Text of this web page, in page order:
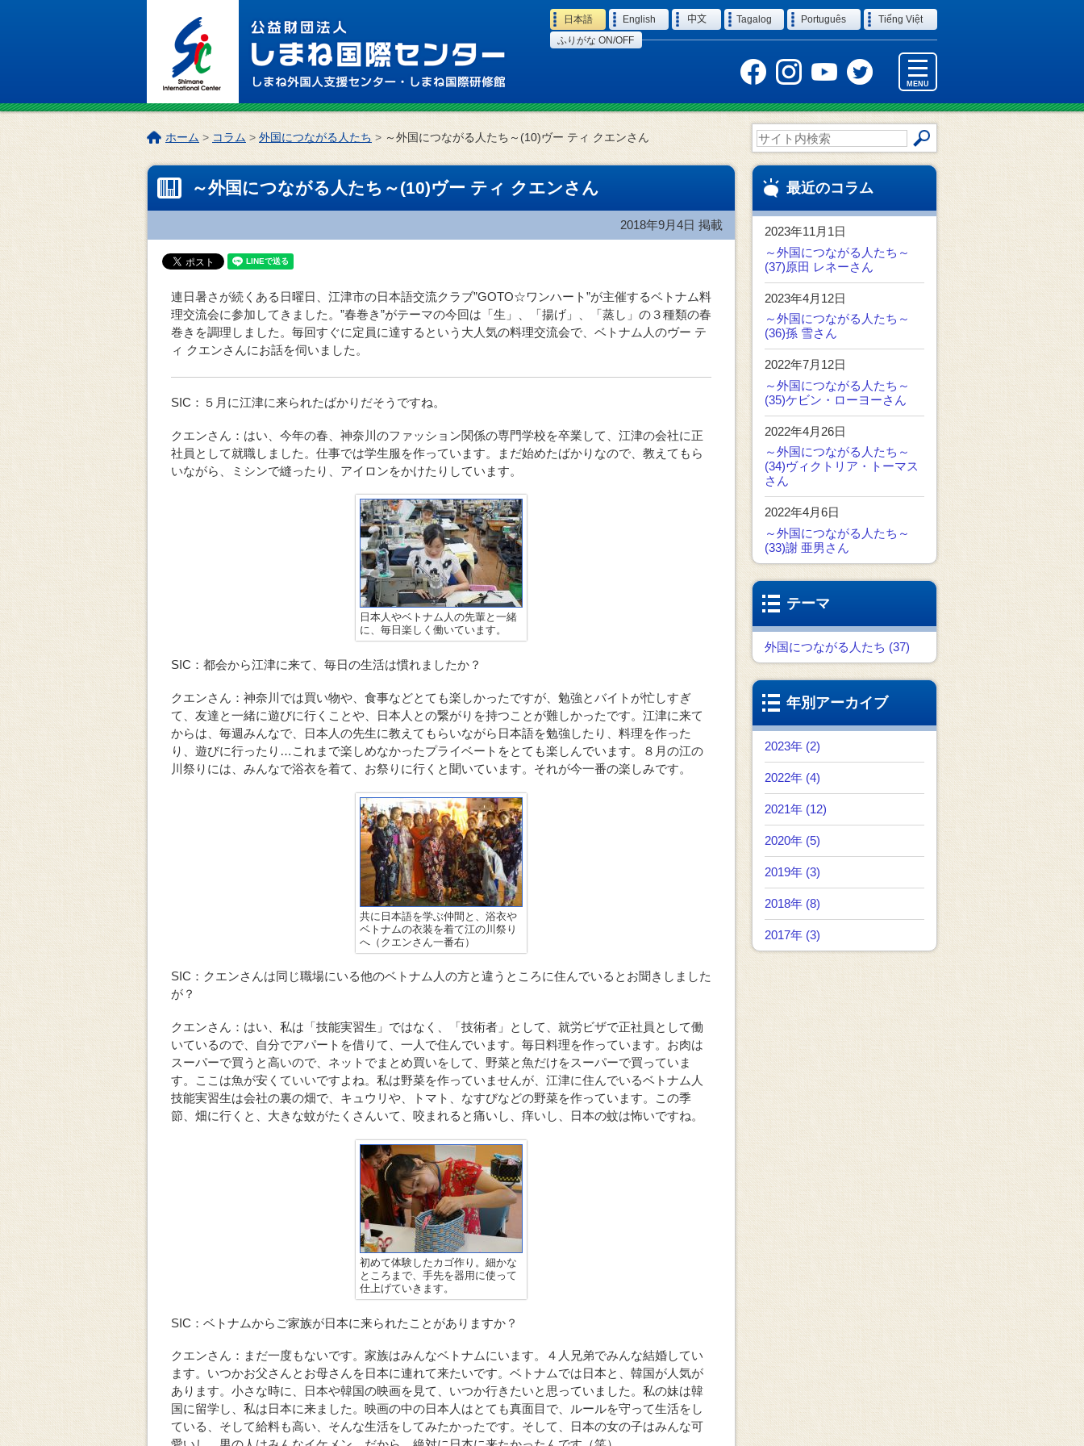
Language
日本語 English 中文 Tagalog Português
Tiếng Việt
ふりがな ON/OFF
MENU
サ
イ
ト
内
こ
ペ
位
ホーム > コラム > 外国につながる人たち >～外国につながる人たち～(10)ヴー ティ クエンさん
～外国につながる人たち～(10)ヴー ティ クエンさん
2018年9月4日 掲載
連日暑さが続くある日曜日、江津市の日本語交流クラブ”GOTO☆ワンハート”が主催するベトナム料
理交流会に参加してきました。”春巻き”がテーマの今回は「生」、「揚げ」、「蒸し」の３種類の春
巻きを調理しました。毎回すぐに定員に達するという大人気の料理交流会で、ベトナム人のヴー テ
ィ クエンさんにお話を伺いました。
SIC：５月に江津に来られたばかりだそうですね。
クエンさん：はい、今年の春、神奈川のファッション関係の専門学校を卒業して、江津の会社に正
社員として就職しました。仕事では学生服を作っています。まだ始めたばかりなので、教えてもら
いながら、ミシンで縫ったり、アイロンをかけたりしています。
日本人やベトナム人の先輩と一緒
に、毎日楽しく働いています。
SIC：都会から江津に来て、毎日の生活は慣れましたか？
クエンさん：神奈川では買い物や、食事などとても楽しかったですが、勉強とバイトが忙しすぎ
て、友達と一緒に遊びに行くことや、日本人との繋がりを持つことが難しかったです。江津に来て
からは、毎週みんなで、日本人の先生に教えてもらいながら日本語を勉強したり、料理を作った
り、遊びに行ったり…これまで楽しめなかったプライベートをとても楽しんでいます。８月の江の
川祭りには、みんなで浴衣を着て、お祭りに行くと聞いています。それが今一番の楽しみです。
共に日本語を学ぶ仲間と、浴衣や
ベトナムの衣装を着て江の川祭り
へ（クエンさん一番右）
SIC：クエンさんは同じ職場にいる他のベトナム人の方と違うところに住んでいるとお聞きしました
が？
クエンさん：はい、私は「技能実習生」ではなく、「技術者」として、就労ビザで正社員として働
いているので、自分でアパートを借りて、一人で住んでいます。毎日料理を作っています。お肉は
スーパーで買うと高いので、ネットでまとめ買いをして、野菜と魚だけをスーパーで買っていま
す。ここは魚が安くていいですよね。私は野菜を作っていませんが、江津に住んでいるベトナム人
技能実習生は会社の裏の畑で、キュウリや、トマト、なすびなどの野菜を作っています。この季
節、畑に行くと、大きな蚊がたくさんいて、咬まれると痛いし、痒いし、日本の蚊は怖いですね。
初めて体験したカゴ作り。細かな
ところまで、手先を器用に使って
仕上げていきます。
SIC：ベトナムからご家族が日本に来られたことがありますか？
クエンさん：まだ一度もないです。家族はみんなベトナムにいます。４人兄弟でみんな結婚してい
ます。いつかお父さんとお母さんを日本に連れて来たいです。ベトナムでは日本と、韓国が人気が
あります。小さな時に、日本や韓国の映画を見て、いつか行きたいと思っていました。私の妹は韓
国に留学し、私は日本に来ました。映画の中の日本人はとても真面目で、ルールを守って生活をし
ている、そして給料も高い、そんな生活をしてみたかったです。そして、日本の女の子はみんな可
最近のコラム
2023年11月1日
～外国につながる人たち～
(37)原田 レネーさん
2023年4月12日
～外国につながる人たち～
(36)孫 雪さん
2022年7月12日
～外国につながる人たち～
(35)ケビン・ローヨーさん
2022年4月26日
～外国につながる人たち～
(34)ヴィクトリア・トーマス
さん
2022年4月6日
～外国につながる人たち～
(33)謝 亜男さん
テーマ
外国につながる人たち (37)
年別アーカイブ
2023年 (2)
2022年 (4)
2021年 (12)
2020年 (5)
2019年 (3)
2018年 (8)
2017年 (3)